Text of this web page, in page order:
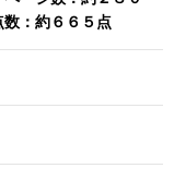
：約６６５点